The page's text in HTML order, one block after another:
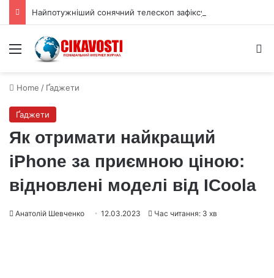
Menu
Home / Ґаджети
Ґаджети
Як отримати найкращий
iPhone за приємною ціною:
відновлені моделі від ICoola
Анатолій Шевченко 12.03.2023 Час читання: 3 хв